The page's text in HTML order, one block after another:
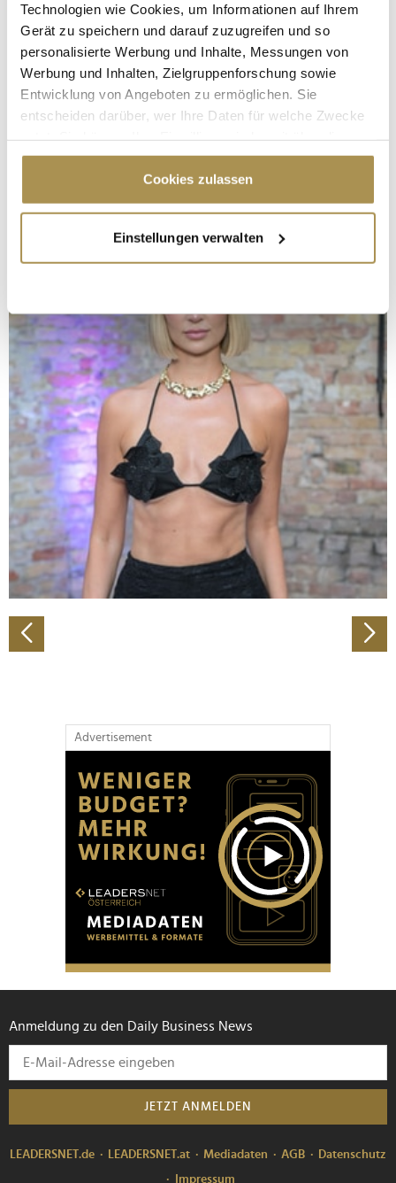
Technologien wie Cookies, um Informationen auf Ihrem
Gerät zu speichern und darauf zuzugreifen und so
personalisierte Werbung und Inhalte, Messungen von
Werbung und Inhalten, Zielgruppenforschung sowie
Entwicklung von Angeboten zu ermöglichen. Sie
entscheiden darüber, wer Ihre Daten für welche Zwecke
Cookie-Erklärung oder durch Klicken auf das Privacy
Trigger Symbol ändern oder widerrufen
Informationen über Ihre geografische Lage
erfassen, welche bis auf einige Meter genau sein
bestimmten Merkmalen (Fingerprinting) identifizieren
Erfahren Sie mehr darüber, wie Ihre persönlichen Daten
verarbeitet werden, und legen Sie Ihre Präferenzen im
Abschnitt Einzelheiten fest.
Wir verwenden Cookies, um Inhalte und Anzeigen zu
personalisieren, Funktionen für soziale Medien anbieten
zu können und die Zugriffe auf unsere Website zu
analysieren. Außerdem geben wir Informationen zu Ihrer
Verwendung unserer Website an unsere Partner für
soziale Medien, Werbung und Analysen weiter. Unsere
Partner führen diese Informationen möglicherweise mit
weiteren Daten zusammen, die Sie ihnen bereitgestellt
gesammelt haben.
Cookies zulassen
Einstellungen verwalten
Advertisement
Anmeldung zu den Daily Business News
JETZT ANMELDEN
LEADERSNET.de LEADERSNET.at Mediadaten AGB
Datenschutz
Impressum